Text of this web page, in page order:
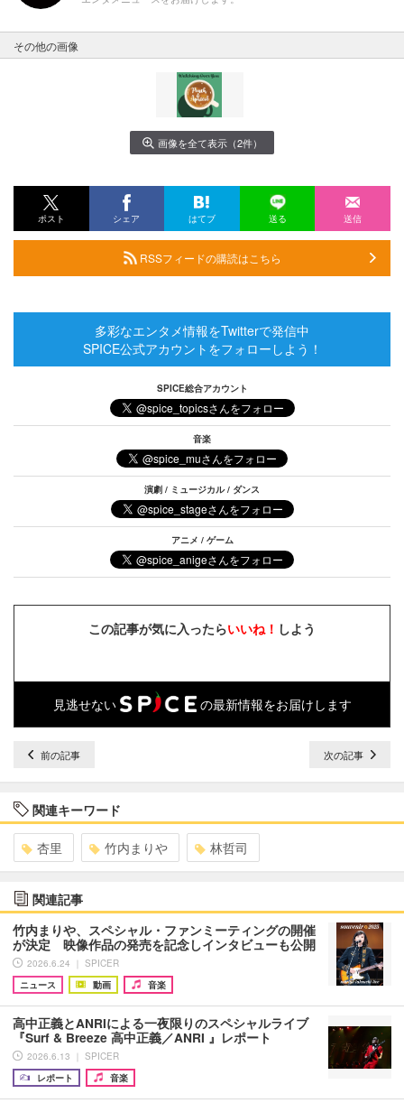
その他の画像
画像を全て表示（2件）
ポスト シェア はてブ 送る 送信
RSSフィードの購読はこちら
多彩なエンタメ情報をTwitterで発信中
SPICE公式アカウントをフォローしよう！
SPICE総合アカウント
音楽
演劇 / ミュージカル / ダンス
アニメ / ゲーム
この記事が気に入ったらいいね！ しよう
見逃せない の最新情報をお届けします
前の記事 次の記事
関連キーワード
杏里 竹内まりや 林哲司
関連記事
竹内まりや、スペシャル・ファンミーティングの開催
が決定 映像作品の発売を記念しインタビューも公開
2026.6.24 ｜ SPICER
ニュース
動画 音楽
高中正義とANRIによる一夜限りのスペシャルライブ
『Surf & Breeze 高中正義／ANRI 』レポート
2026.6.13 ｜ SPICER
レポート
音楽